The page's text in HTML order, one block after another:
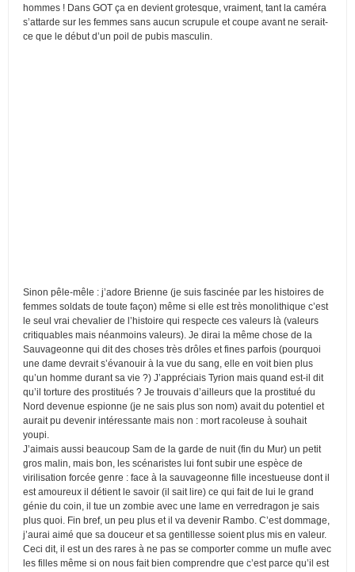
hommes ! Dans GOT ça en devient grotesque, vraiment, tant la caméra
s’attarde sur les femmes sans aucun scrupule et coupe avant ne serait-
ce que le début d’un poil de pubis masculin.
Sinon pêle-mêle : j’adore Brienne (je suis fascinée par les histoires de
femmes soldats de toute façon) même si elle est très monolithique c’est
le seul vrai chevalier de l’histoire qui respecte ces valeurs là (valeurs
critiquables mais néanmoins valeurs). Je dirai la même chose de la
Sauvageonne qui dit des choses très drôles et fines parfois (pourquoi
une dame devrait s’évanouir à la vue du sang, elle en voit bien plus
qu’un homme durant sa vie ?) J’appréciais Tyrion mais quand est-il dit
qu’il torture des prostitués ? Je trouvais d’ailleurs que la prostitué du
Nord devenue espionne (je ne sais plus son nom) avait du potentiel et
aurait pu devenir intéressante mais non : mort racoleuse à souhait
youpi.
J’aimais aussi beaucoup Sam de la garde de nuit (fin du Mur) un petit
gros malin, mais bon, les scénaristes lui font subir une espèce de
virilisation forcée genre : face à la sauvageonne fille incestueuse dont il
est amoureux il détient le savoir (il sait lire) ce qui fait de lui le grand
génie du coin, il tue un zombie avec une lame en verredragon je sais
plus quoi. Fin bref, un peu plus et il va devenir Rambo. C’est dommage,
j’aurai aimé que sa douceur et sa gentillesse soient plus mis en valeur.
Ceci dit, il est un des rares à ne pas se comporter comme un mufle avec
les filles même si on nous fait bien comprendre que c’est parce qu’il est